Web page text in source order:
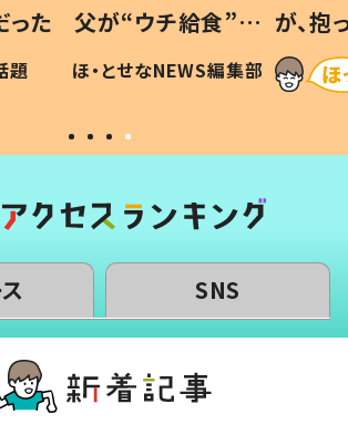
った 父が“ウチ給食”を
ける理由とは #令和の親
子
題 ほ・とせなNEWS編集部
が、
「涙が
い」
SNS